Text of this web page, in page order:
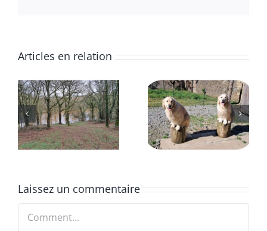
Articles en relation
Début
2025
Deuxième
trimestre
2024
Laissez un commentaire
Comment